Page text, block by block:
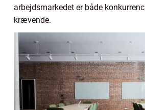
arbejdsmarkedet er både
krævende.